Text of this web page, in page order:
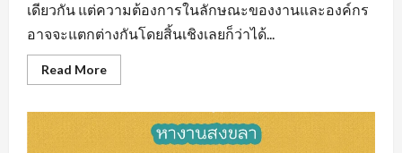
เดียวกัน แต่ความต้องการในลักษณะของงานและองค์กร
อาจจะแตกต่างกันโดยสิ้นเชิงเลยก็ว่าได้...
Read MoreRead
more